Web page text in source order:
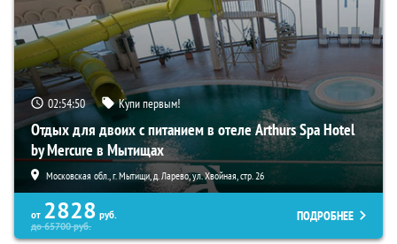
02:54:49 Купи первым!
Отдых для двоих с питанием в отеле Arthurs Spa Hotel
by Mercure в Мытищах
Московская обл., г. Мытищи, д. Ларево, ул. Хвойная, стр. 26
от 2828 руб.
до65700руб.
ПОДРОБНЕЕ